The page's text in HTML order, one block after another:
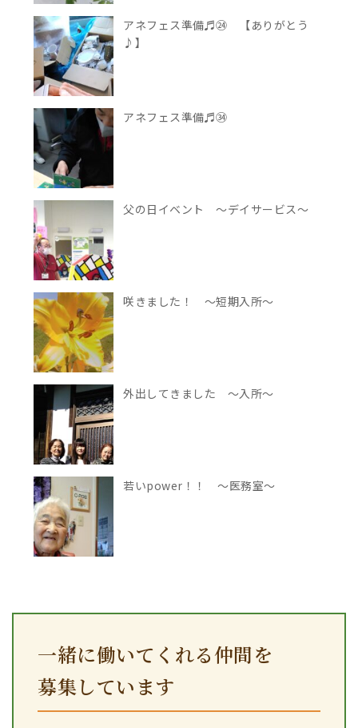
アネフェス準備♬㉔ 【ありがとう
♪】
アネフェス準備♬㉞
父の日イベント ～デイサービス～
咲きました！ ～短期入所～
外出してきました ～入所～
若いpower！！ ～医務室～
一緒に働いてくれる仲間を
募集しています